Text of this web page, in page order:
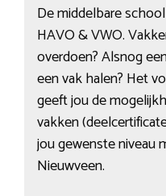
De middelbare
HAVO & VWO.
overdoen? Alsnog
een vak halen? Het
geeft jou de
vakken
jou gewenste niveau
Nieuwveen.